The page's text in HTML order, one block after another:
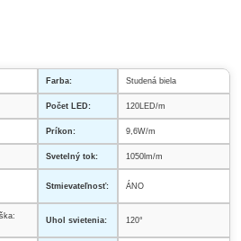
Farba: Studená biela
Počet LED: 120LED/m
Príkon: 9,6W/m
Svetelný tok: 1050lm/m
Stmievateľnosť: ÁNO
Uhol svietenia: 120°